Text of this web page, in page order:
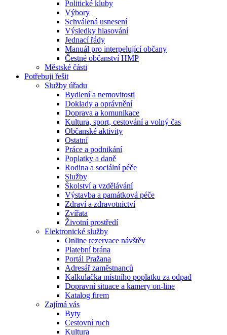
Politické kluby
Výbory
Schválená usnesení
Výsledky hlasování
Jednací řády
Manuál pro interpelující občany
Čestné občanství HMP
Městské části
Potřebuji řešit
Služby úřadu
Bydlení a nemovitosti
Doklady a oprávnění
Doprava a komunikace
Kultura, sport, cestování a volný čas
Občanské aktivity
Ostatní
Práce a podnikání
Poplatky a daně
Rodina a sociální péče
Služby
Školství a vzdělávání
Výstavba a památková péče
Zdraví a zdravotnictví
Zvířata
Životní prostředí
Elektronické služby
Online rezervace návštěv
Platební brána
Portál Pražana
Adresář zaměstnanců
Kalkulačka místního poplatku za odpad
Dopravní situace a kamery on-line
Katalog firem
Zajímá vás
Byty
Cestovní ruch
Kultura